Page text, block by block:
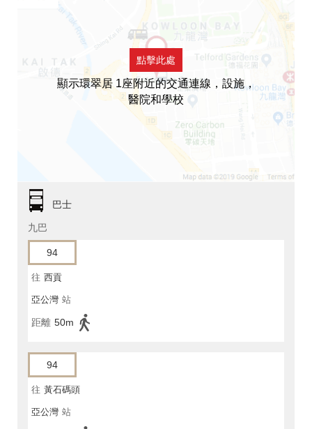
點擊此處
顯示環翠居 1座附近的交通連線，設施，
醫院和學校
巴士
九巴
94
往 西貢
亞公灣 站
距離 50m
94
往 黃石碼頭
亞公灣 站